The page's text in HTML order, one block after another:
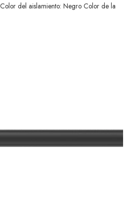
del aislamiento: Negro Color de la